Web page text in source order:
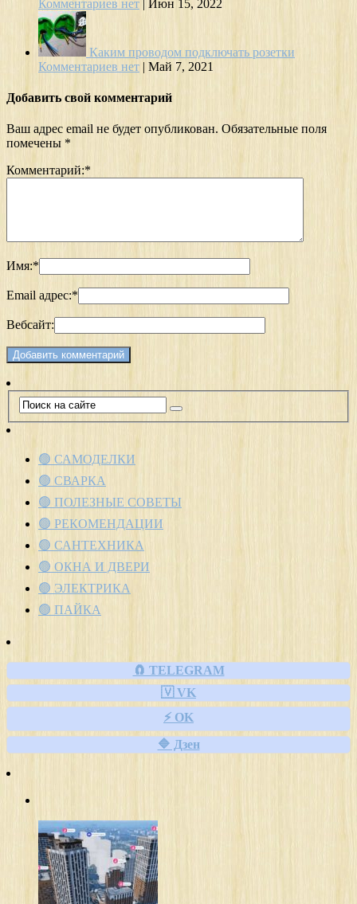
Комментариев нет Июн 15, 2022
Каким проводом подключать розетки
Комментариев нет | Май 7, 2021
Добавить свой комментарий
Ваш адрес email не будет опубликован. Обязательные поля
помечены *
Комментарий:*
Имя:*
Email адрес:*
Вебсайт:
🟢 САМОДЕЛКИ
🟢 СВАРКА
🟢 ПОЛЕЗНЫЕ СОВЕТЫ
🟢 РЕКОМЕНДАЦИИ
🟢 САНТЕХНИКА
🟢 ОКНА И ДВЕРИ
🟢 ЭЛЕКТРИКА
🟢 ПАЙКА
🧲 TELEGRAM
🇻 VK
⚡ OK
🔷 Дзен